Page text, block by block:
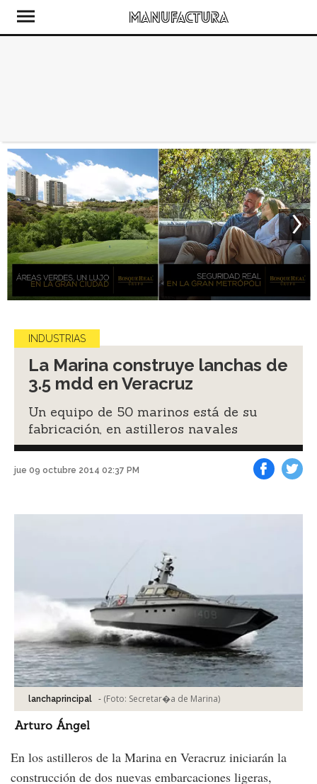
INDUSTRIAS
La Marina construye lanchas de
3.5 mdd en Veracruz
Un equipo de 50 marinos está de su
fabricación, en astilleros navales
jue 09 octubre 2014 02:37 PM
lanchaprincipal - (Foto: Secretar�a de Marina)
Arturo Ángel
En los astilleros de la Marina en Veracruz iniciarán la
construcción de dos nuevas embarcaciones ligeras,